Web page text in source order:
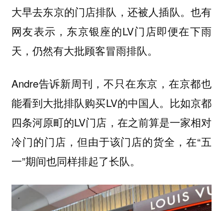
大早去东京的门店排队，还被人插队。也有
网友表示，东京银座的LV门店即便在下雨
天，仍然有大批顾客冒雨排队。
Andre告诉新周刊，不只在东京，在京都也
能看到大批排队购买LV的中国人。比如京都
四条河原町的LV门店，在之前算是一家相对
冷门的门店，但由于该门店的货全，在“五
一”期间也同样排起了长队。